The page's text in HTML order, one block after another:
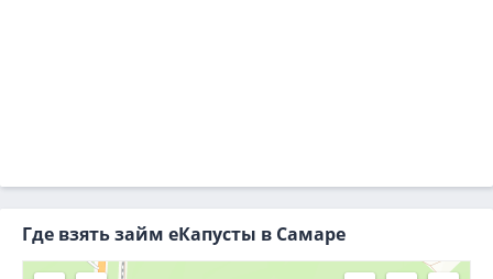
Где взять займ еКапусты в Самаре